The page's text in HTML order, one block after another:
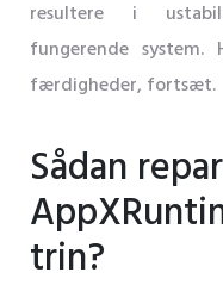
resultere i
fungerende
færdigheder, fortsæt.
Sådan
trin?